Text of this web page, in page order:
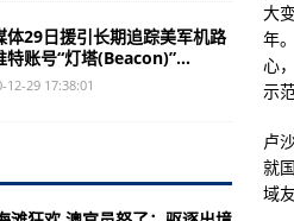
2名确诊新冠的婴儿情况稳定
公布香港2020年年度汉字 “安”字高票当选
大
年
心
示
卢
就
域
体29日援引长期追踪美军机路
特账号“灯塔(Beacon)”...
12-29 17:38:01